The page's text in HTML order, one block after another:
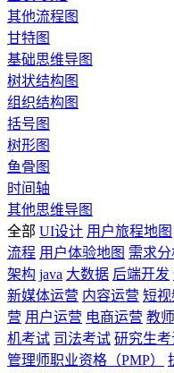
其他流程图
甘特图
基础思维导图
树状结构图
组织结构图
括号图
树形图
鱼骨图
时间轴
其他思维导图
全部 UI设计 用户旅程地图
流程 用户体验地图 需求
架构 java 大数据 后端开发
新媒体运营 内容运营 短视
营 用户运营 电商运营 教
机考试 司法考试 研究生考
管理师职业资格（PMP）